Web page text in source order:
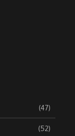
(47)
(52)